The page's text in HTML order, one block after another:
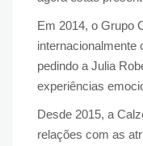
Em 2014, o Grupo
internacionalmente
pedindo a Julia
experiências
Desde 2015, a
relações com as